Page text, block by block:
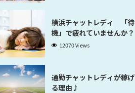
横浜チャットレディ 「待
機」で疲れていませんか？
12070 Views
通勤チャットレディが稼げ
る理由♪